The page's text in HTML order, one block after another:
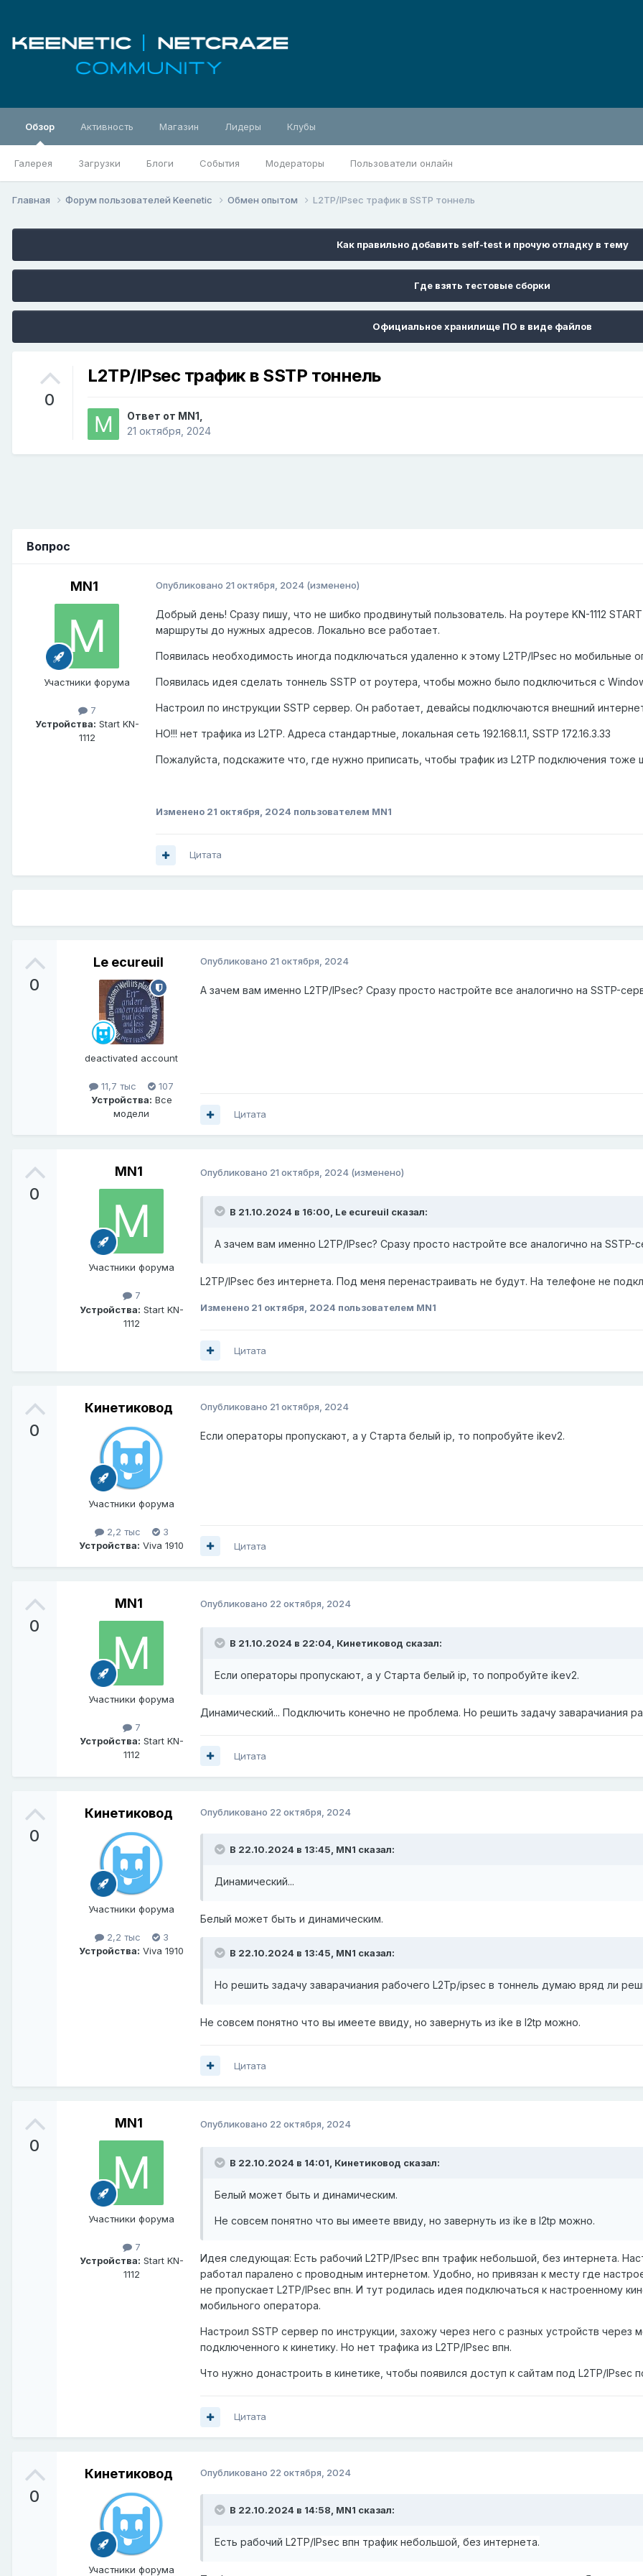
Обзор
Галерея Загрузки Блоги События Модераторы Пользователи онлайн
Активность Магазин Лидеры Клубы
Главная Форум пользователей Keenetic Обмен опытом L2TP/IPsec трафик в SSTP тоннель
Как правильно добавить self-test и прочую отладку в тему
Где взять тестовые сборки
Официальное хранилище ПО в виде файлов
0
L2TP/IPsec трафик в SSTP тоннель
Ответ от MN1
21 октября, 2024
Вопрос
MN1
Участники форума
7
Устройства: Start KN-
1112
Опубликовано 21 октября, 2024 (изменено)
Добрый день! Сразу пишу, что не шибко продвинутый пользователь. На роутере KN-1112
маршруты до нужных адресов. Локально все работает.
Появилась необходимость иногда подключаться удаленно к этому L2TP/IPsec но мобильные
Появилась идея сделать тоннель SSTP от роутера, чтобы можно было подключиться с
Настроил по инструкции SSTP сервер. Он работает, девайсы подключаются внешний
НО!!! нет трафика из L2TP. Адреса стандартные, локальная сеть 192.168.1.1, SSTP 172.16.3.33
Пожалуйста, подскажите что, где нужно приписать, чтобы трафик из L2TP подключения тоже
Изменено 21 октября, 2024 пользователем MN1
Цитата
0
Le ecureuil
deactivated account
11,7 тыс
107
Устройства: Все
модели
Опубликовано 21 октября, 2024
А зачем вам именно L2TP/IPsec? Сразу просто настройте все аналогично на SSTP-
Цитата
0
MN1
Участники форума
7
Устройства: Start KN-
1112
Опубликовано 21 октября, 2024 (изменено)
В 21.10.2024 в 16:00, Le ecureuil сказал:
А зачем вам именно L2TP/IPsec? Сразу просто настройте все аналогично на
L2TP/IPsec без интернета. Под меня перенастраивать не будут. На телефоне не
Изменено 21 октября, 2024 пользователем MN1
Цитата
0
Кинетиковод
Участники форума
2,2 тыс
3
Устройства: Viva 1910
Опубликовано 21 октября, 2024
Если операторы пропускают, а у Старта белый ip, то попробуйте ikev2.
Цитата
0
MN1
Участники форума
7
Устройства: Start KN-
1112
Опубликовано 22 октября, 2024
В 21.10.2024 в 22:04, Кинетиковод сказал:
Если операторы пропускают, а у Старта белый ip, то попробуйте ikev2.
Динамический... Подключить конечно не проблема. Но решить задачу заварачиания
Цитата
0
Кинетиковод
Участники форума
2,2 тыс
3
Устройства: Viva 1910
Опубликовано 22 октября, 2024
В 22.10.2024 в 13:45, MN1 сказал:
Динамический...
Белый может быть и динамическим.
В 22.10.2024 в 13:45, MN1 сказал:
Но решить задачу заварачиания рабочего L2Tp/ipsec в тоннель думаю вряд ли
Не совсем понятно что вы имеете ввиду, но завернуть из ike в l2tp можно.
Цитата
0
MN1
Участники форума
7
Устройства: Start KN-
1112
Опубликовано 22 октября, 2024
В 22.10.2024 в 14:01, Кинетиковод сказал:
Белый может быть и динамическим.
Не совсем понятно что вы имеете ввиду, но завернуть из ike в l2tp можно.
Идея следующая: Есть рабочий L2TP/IPsec впн трафик небольшой, без интернета.
работал паралено с проводным интернетом. Удобно, но привязан к месту где
не пропускает L2TP/IPsec впн. И тут родилась идея подключаться к настроенному
мобильного оператора.
Настроил SSTP сервер по инструкции, захожу через него с разных устройств
подключенного к кинетику. Но нет трафика из L2TP/IPsec впн.
Что нужно донастроить в кинетике, чтобы появился доступ к сайтам под L2TP/IPsec
Цитата
0
Кинетиковод
Участники форума
Опубликовано 22 октября, 2024
В 22.10.2024 в 14:58, MN1 сказал:
Есть рабочий L2TP/IPsec впн трафик небольшой, без интернета.